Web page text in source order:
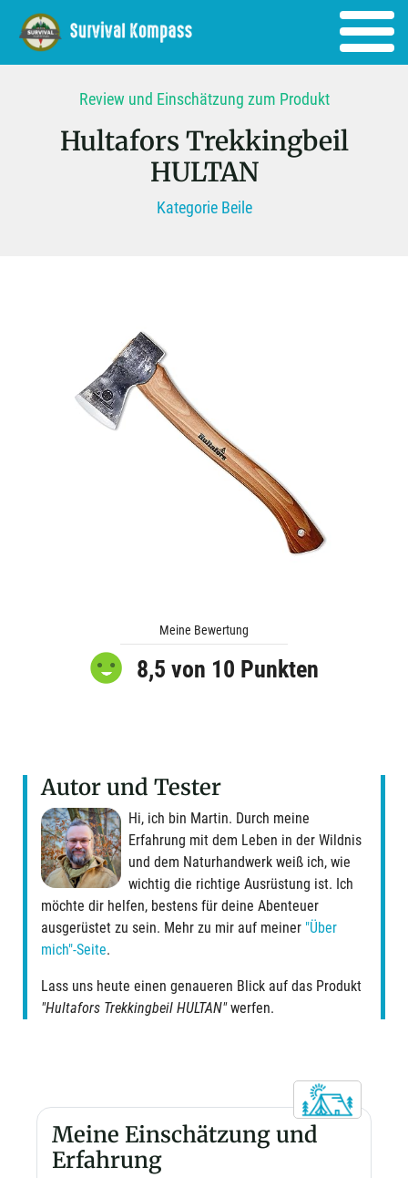
Review und Einschätzung zum Produkt
Hultafors Trekkingbeil
HULTAN
Kategorie Beile
Meine Bewertung
8,5 von 10 Punkten
Autor und Tester
Hi, ich bin Martin. Durch meine
Erfahrung mit dem Leben in der Wildnis
und dem Naturhandwerk weiß ich, wie
wichtig die richtige Ausrüstung ist. Ich
möchte dir helfen, bestens für deine Abenteuer
ausgerüstet zu sein. Mehr zu mir auf meiner "Über
mich"-Seite.
Lass uns heute einen genaueren Blick auf das Produkt
"Hultafors Trekkingbeil HULTAN"werfen.
Meine Einschätzung und
Erfahrung